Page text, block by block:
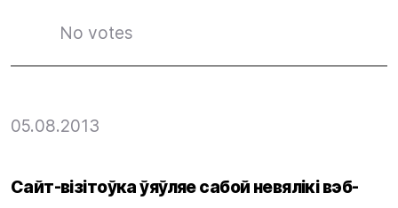
No votes
05.08.2013
Сайт-візітоўка ўяўляе сабой невялікі вэб-